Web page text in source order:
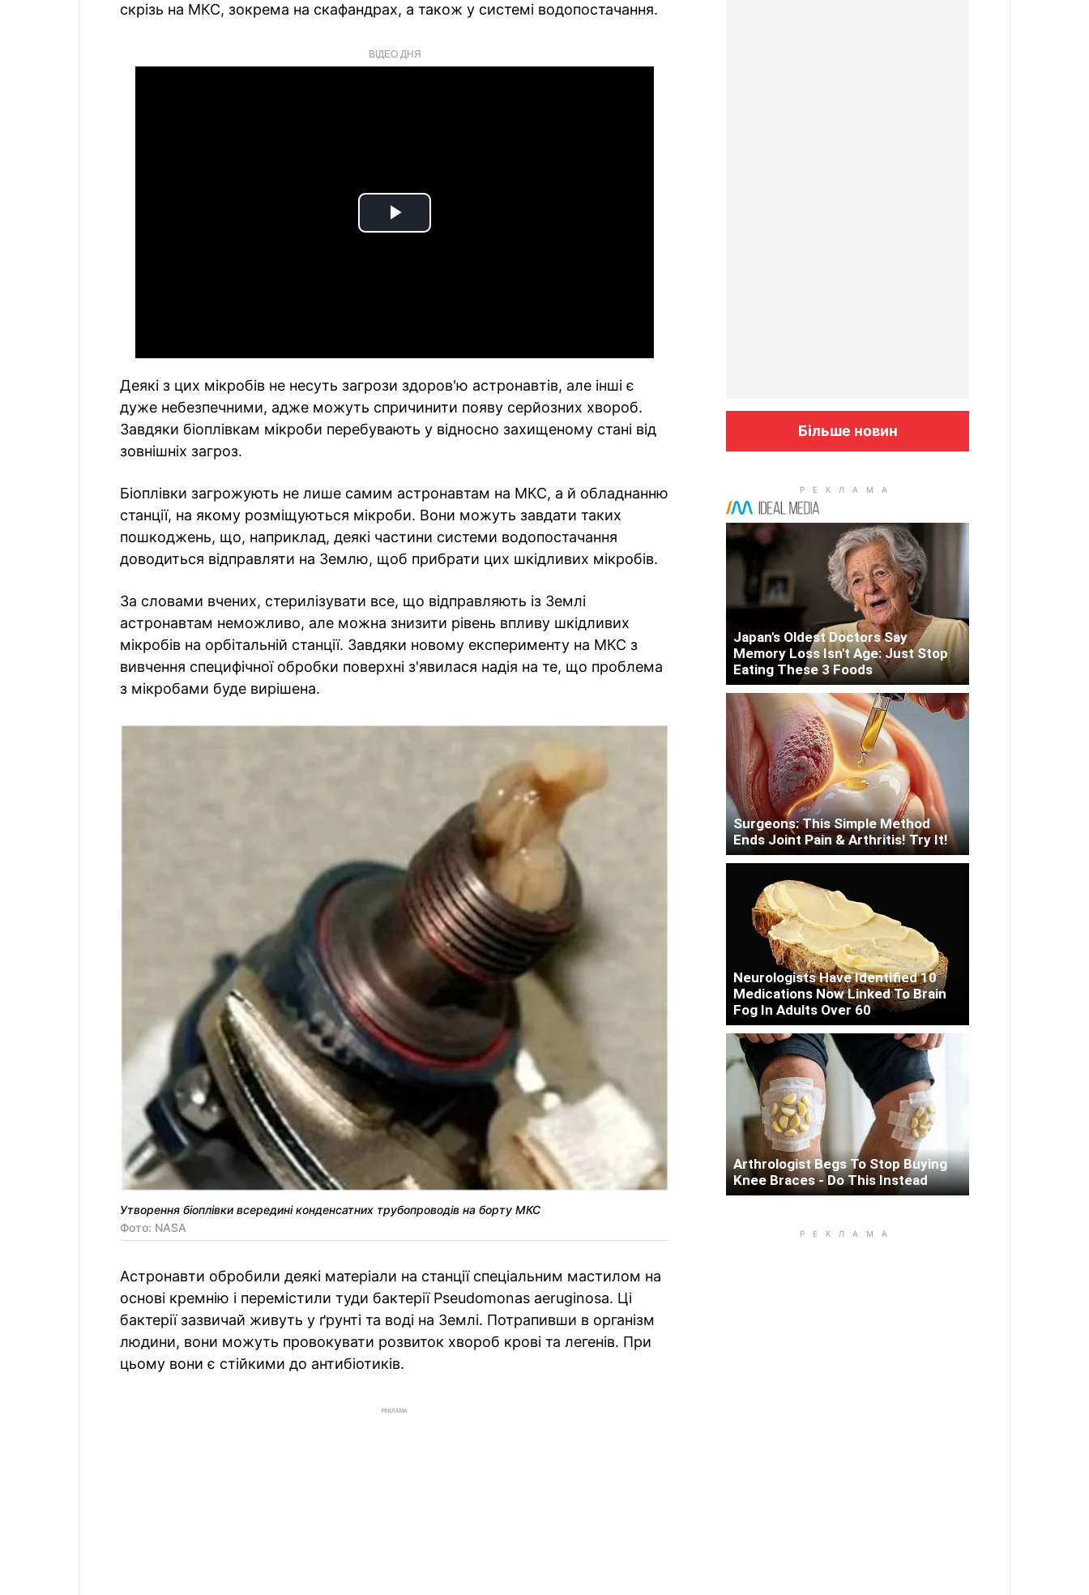
скрізь на МКС, зокрема на скафандрах, а також у системі водопостачання.
ВІДЕО ДНЯ
Play
Деякі з цих мікробів не несуть загрози здоров'ю астронавтів, але інші є
дуже небезпечними, адже можуть спричинити появу серйозних хвороб.
Завдяки біоплівкам мікроби перебувають у відносно захищеному стані від
зовнішніх загроз.
Біоплівки загрожують не лише самим астронавтам на МКС, а й обладнанню
станції, на якому розміщуються мікроби. Вони можуть завдати таких
пошкоджень, що, наприклад, деякі частини системи водопостачання
доводиться відправляти на Землю, щоб прибрати цих шкідливих мікробів.
За словами вчених, стерилізувати все, що відправляють із Землі
астронавтам неможливо, але можна знизити рівень впливу шкідливих
мікробів на орбітальній станції. Завдяки новому експерименту на МКС з
вивчення специфічної обробки поверхні з'явилася надія на те, що проблема
з мікробами буде вирішена.
Утворення біоплівки всередині конденсатних трубопроводів на борту МКС
Фото: NASA
Астронавти обробили деякі матеріали на станції спеціальним мастилом на
основі кремнію і перемістили туди бактерії Pseudomonas aeruginosa. Ці
бактерії зазвичай живуть у ґрунті та воді на Землі. Потрапивши в організм
людини, вони можуть провокувати розвиток хвороб крові та легенів. При
цьому вони є стійкими до антибіотиків.
РЕКЛАМА
Більше новин
Japan's Oldest Doctors Say
Memory Loss Isn't Age: Just Stop
Eating These 3 Foods
Surgeons: This Simple Method
Ends Joint Pain & Arthritis! Try It!
Neurologists Have Identified 10
Medications Now Linked To Brain
Fog In Adults Over 60
Arthrologist Begs To Stop Buying
Knee Braces - Do This Instead